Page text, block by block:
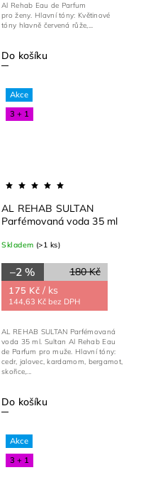
Do košíku
Al Rehab Eau de Parfum
pro ženy. Hlavní tóny: Květinové
tóny hlavně červená růže,...
Akce
3 + 1
AL REHAB SULTAN
Parfémovaná voda 35 ml
Skladem (>1 ks)
180 Kč
–2 %
175 Kč / ks
144,63 Kč bez DPH
Do košíku
AL REHAB SULTAN Parfémovaná
voda 35 ml. Sultan Al Rehab Eau
de Parfum pro muže. Hlavní tóny:
cedr, jalovec, kardamom, bergamot,
skořice,...
Akce
3 + 1